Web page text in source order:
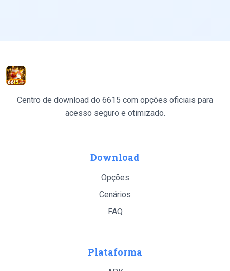
Centro de download do 6615 com opções oficiais para
acesso seguro e otimizado.
Download
Opções
Cenários
FAQ
Plataforma